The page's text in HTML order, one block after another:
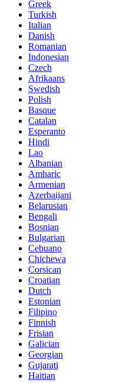
Greek
Turkish
Italian
Danish
Romanian
Indonesian
Czech
Afrikaans
Swedish
Polish
Basque
Catalan
Esperanto
Hindi
Lao
Albanian
Amharic
Armenian
Azerbaijani
Belarusian
Bengali
Bosnian
Bulgarian
Cebuano
Chichewa
Corsican
Croatian
Dutch
Estonian
Filipino
Finnish
Frisian
Galician
Georgian
Gujarati
Haitian